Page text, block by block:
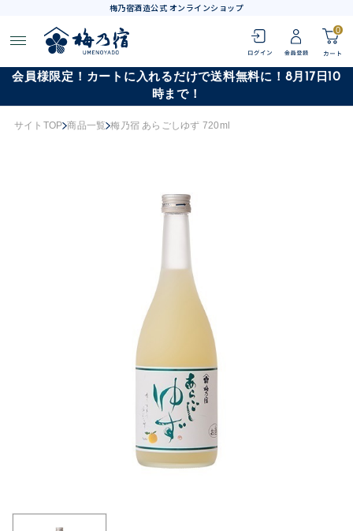
梅乃宿酒造公式 オンラインショップ
0
会員様限定！カートに入れるだけで送料無料に！8月17日10
時まで！
サイトTOP 商品一覧 梅乃宿 あらごしゆず 720ml